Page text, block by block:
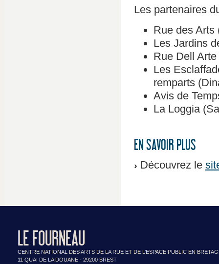
Les partenaires
Rue des Arts
Les Jardins
Rue Dell
Les
remparts
Avis de
La Loggia
EN SAVOIR PLUS
Découvrez le
LE FOURNEAU
CENTRE NATIONAL DES ARTS DE LA RUE ET DE L’ESPACE PUBLIC EN
11 QUAI DE LA DOUANE - 29200 BREST